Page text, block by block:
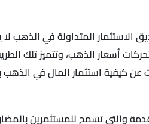
الاستثمار المتداولة في الذهب
أسعار الذهب، وتتميز تلك
كيفية استثمار المال في
والتي تسمح للمستثمرين